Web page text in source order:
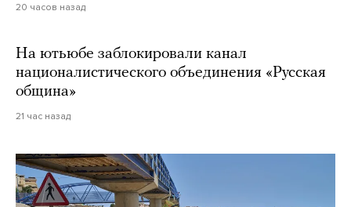
20 часов назад
На ютьюбе заблокировали канал
националистического объединения «Русская
община»
21 час назад